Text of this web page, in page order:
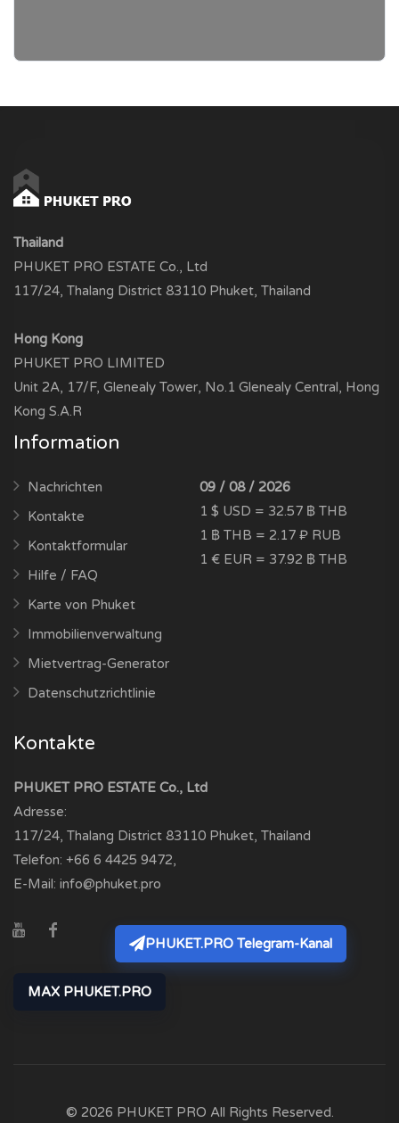
Thailand
PHUKET PRO ESTATE Co., Ltd
117/24, Thalang District 83110 Phuket, Thailand
Hong Kong
PHUKET PRO LIMITED
Unit 2A, 17/F, Glenealy Tower, No.1 Glenealy Central, Hong
Kong S.A.R
Information
Nachrichten
Kontakte
Kontaktformular
Hilfe / FAQ
Karte von Phuket
Immobilienverwaltung
Mietvertrag-Generator
Datenschutzrichtlinie
09 / 08 / 2026
1 $ USD = 32.57 ฿ THB
1 ฿ THB = 2.17 ₽ RUB
1 € EUR = 37.92 ฿ THB
Kontakte
PHUKET PRO ESTATE Co., Ltd
Adresse:
117/24, Thalang District 83110 Phuket, Thailand
Telefon: +66 6 4425 9472,
E-Mail: info@phuket.pro
PHUKET.PRO Telegram-Kanal
MAX PHUKET.PRO
© 2026 PHUKET PRO All Rights Reserved.